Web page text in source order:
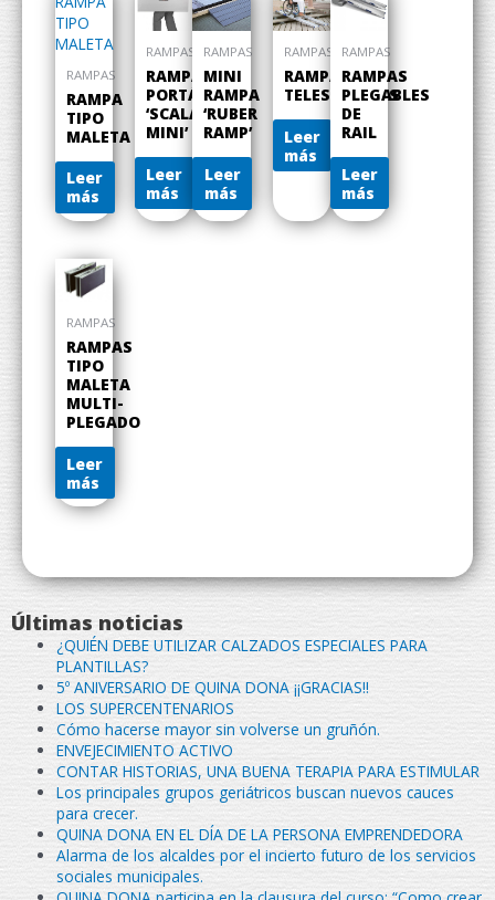
RAMPAS
RAMPA
TIPO
MALETA
Leer
más
RAMPAS
RAMPA
PORTÁTIL
‘SCALA
MINI’
Leer
más
RAMPAS
MINI
RAMPA
‘RUBER
RAMP’
Leer
más
RAMPAS
RAMPAS
TELESCÓPICAS
Leer
más
RAMPAS
RAMPAS
PLEGABLES
DE
RAIL
Leer
más
RAMPAS
RAMPAS
TIPO
MALETA
MULTI-
PLEGADO
Leer
más
Últimas noticias
¿QUIÉN DEBE UTILIZAR CALZADOS ESPECIALES PARA
PLANTILLAS?
5º ANIVERSARIO DE QUINA DONA ¡¡GRACIAS!!
LOS SUPERCENTENARIOS
Cómo hacerse mayor sin volverse un gruñón.
ENVEJECIMIENTO ACTIVO
CONTAR HISTORIAS, UNA BUENA TERAPIA PARA ESTIMULAR
Los principales grupos geriátricos buscan nuevos cauces
para crecer.
QUINA DONA EN EL DÍA DE LA PERSONA EMPRENDEDORA
Alarma de los alcaldes por el incierto futuro de los servicios
sociales municipales.